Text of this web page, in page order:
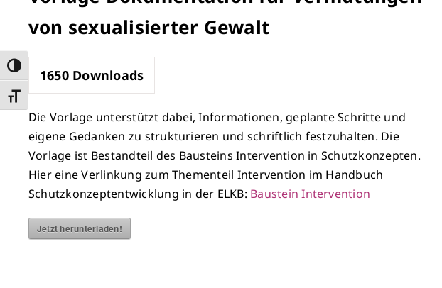
Umschalten auf hohe Kontraste
Schrift vergrößern
von sexualisierter Gewalt
1650Downloads
Die Vorlage unterstützt dabei, Informationen, geplante Schritte und
eigene Gedanken zu strukturieren und schriftlich festzuhalten. Die
Vorlage ist Bestandteil des Bausteins Intervention in Schutzkonzepten.
Hier eine Verlinkung zum Thementeil Intervention im Handbuch
Schutzkonzeptentwicklung in der ELKB: Baustein Intervention
Jetzt herunterladen!